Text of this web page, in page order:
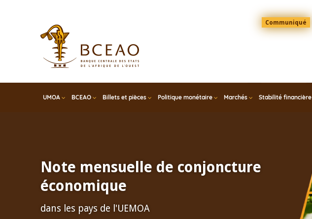
Menu
Top
Communiqué
UMOA BCEAO Billets et pièces Politique monétaire Marchés Stabilité financière
Note mensuelle de conjoncture
économique
dans les pays de l'UEMOA